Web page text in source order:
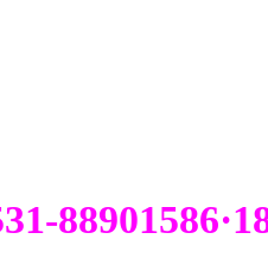
88901586·